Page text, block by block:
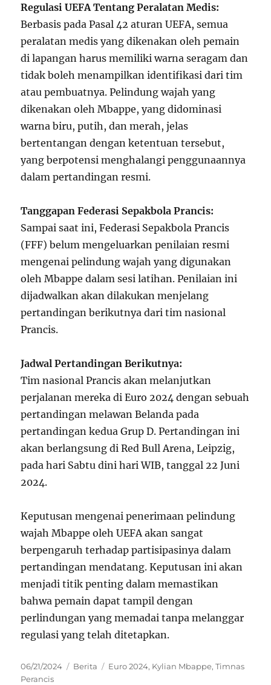
Regulasi UEFA Tentang Peralatan Medis:
Berbasis pada Pasal 42 aturan UEFA, semua
peralatan medis yang dikenakan oleh pemain
di lapangan harus memiliki warna seragam dan
tidak boleh menampilkan identifikasi dari tim
atau pembuatnya. Pelindung wajah yang
dikenakan oleh Mbappe, yang didominasi
warna biru, putih, dan merah, jelas
bertentangan dengan ketentuan tersebut,
yang berpotensi menghalangi penggunaannya
dalam pertandingan resmi.
Tanggapan Federasi Sepakbola Prancis:
Sampai saat ini, Federasi Sepakbola Prancis
(FFF) belum mengeluarkan penilaian resmi
mengenai pelindung wajah yang digunakan
oleh Mbappe dalam sesi latihan. Penilaian ini
dijadwalkan akan dilakukan menjelang
pertandingan berikutnya dari tim nasional
Prancis.
Jadwal Pertandingan Berikutnya:
Tim nasional Prancis akan melanjutkan
perjalanan mereka di Euro 2024 dengan sebuah
pertandingan melawan Belanda pada
pertandingan kedua Grup D. Pertandingan ini
akan berlangsung di Red Bull Arena, Leipzig,
pada hari Sabtu dini hari WIB, tanggal 22 Juni
2024.
Keputusan mengenai penerimaan pelindung
wajah Mbappe oleh UEFA akan sangat
berpengaruh terhadap partisipasinya dalam
pertandingan mendatang. Keputusan ini akan
menjadi titik penting dalam memastikan
bahwa pemain dapat tampil dengan
perlindungan yang memadai tanpa melanggar
regulasi yang telah ditetapkan.
Posted
on
06/21/2024 Categories
Berita Tags
Euro 2024, Kylian Mbappe,Timnas
Perancis